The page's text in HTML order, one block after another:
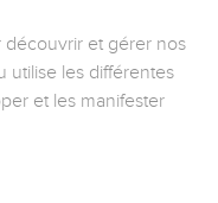
découvrir et gérer nos
utilise les différentes
et les manifester